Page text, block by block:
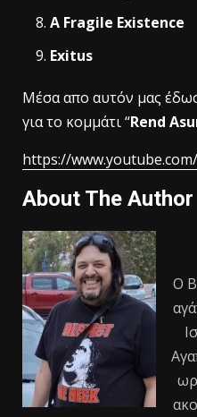
A Fragile Existence
Exitus
Mέσα απο αυτόν μας
για το κομμάτι “Rend
https://
About The Author
Ο